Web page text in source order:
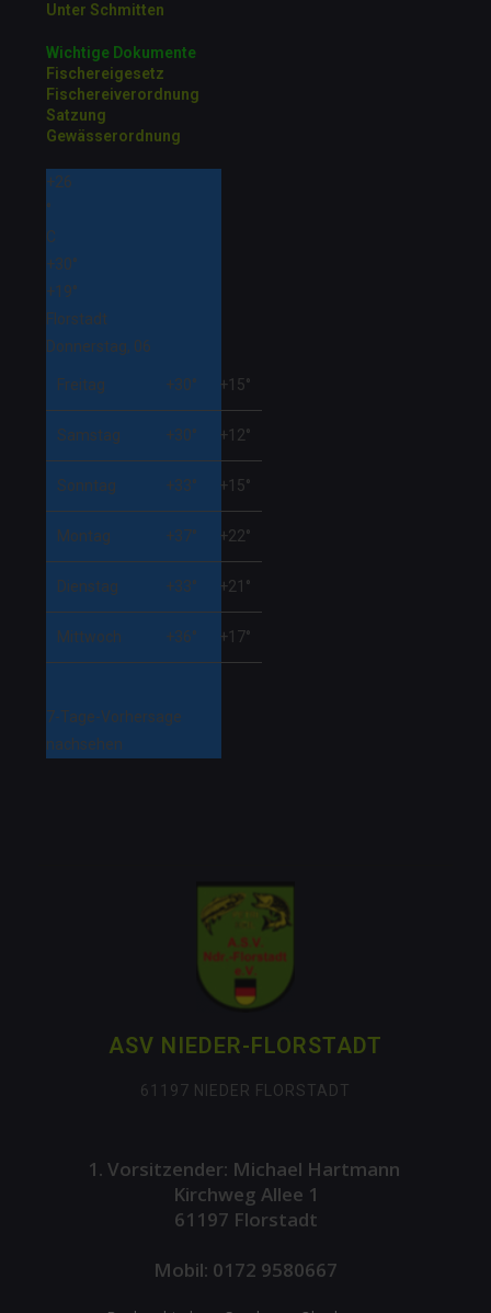
Unter Schmitten
Wichtige Dokumente
Fischereigesetz
Fischereiverordnung
Satzung
Gewässerordnung
+26
°
C
+30°
+19°
Florstadt
Donnerstag, 06
Freitag +30° +15°
Samstag +30° +12°
Sonntag +33° +15°
Montag +37° +22°
Dienstag +33° +21°
Mittwoch +36° +17°
7-Tage-Vorhersage
nachsehen
ASV NIEDER-FLORSTADT
61197 NIEDER FLORSTADT
1. Vorsitzender: Michael Hartmann
Kirchweg Allee 1
61197 Florstadt
Mobil: 0172 9580667